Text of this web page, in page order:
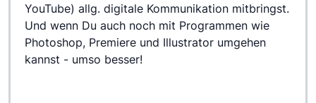
YouTube) allg. digitale Kommunikation mitbringst.
Und wenn Du auch noch mit Programmen wie
Photoshop, Premiere und Illustrator umgehen
kannst - umso besser!